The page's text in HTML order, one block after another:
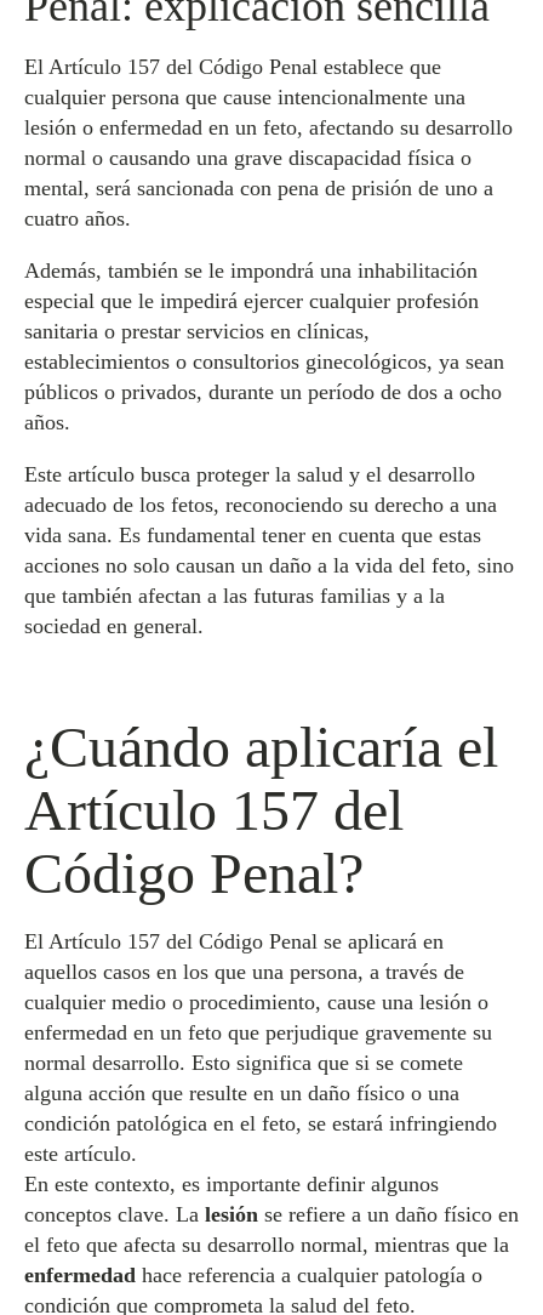
El Artículo 157 del Código Penal establece que
cualquier persona que cause intencionalmente una
lesión o enfermedad en un feto, afectando su desarrollo
normal o causando una grave discapacidad física o
mental, será sancionada con pena de prisión de uno a
cuatro años.
Además, también se le impondrá una inhabilitación
especial que le impedirá ejercer cualquier profesión
sanitaria o prestar servicios en clínicas,
establecimientos o consultorios ginecológicos, ya sean
públicos o privados, durante un período de dos a ocho
años.
Este artículo busca proteger la salud y el desarrollo
adecuado de los fetos, reconociendo su derecho a una
vida sana. Es fundamental tener en cuenta que estas
acciones no solo causan un daño a la vida del feto, sino
que también afectan a las futuras familias y a la
sociedad en general.
¿Cuándo aplicaría el
Artículo 157 del
Código Penal?
El Artículo 157 del Código Penal se aplicará en
aquellos casos en los que una persona, a través de
cualquier medio o procedimiento, cause una lesión o
enfermedad en un feto que perjudique gravemente su
normal desarrollo. Esto significa que si se comete
alguna acción que resulte en un daño físico o una
condición patológica en el feto, se estará infringiendo
este artículo.
En este contexto, es importante definir algunos
conceptos clave. La lesión se refiere a un daño físico en
el feto que afecta su desarrollo normal, mientras que la
enfermedad hace referencia a cualquier patología o
condición que comprometa la salud del feto.